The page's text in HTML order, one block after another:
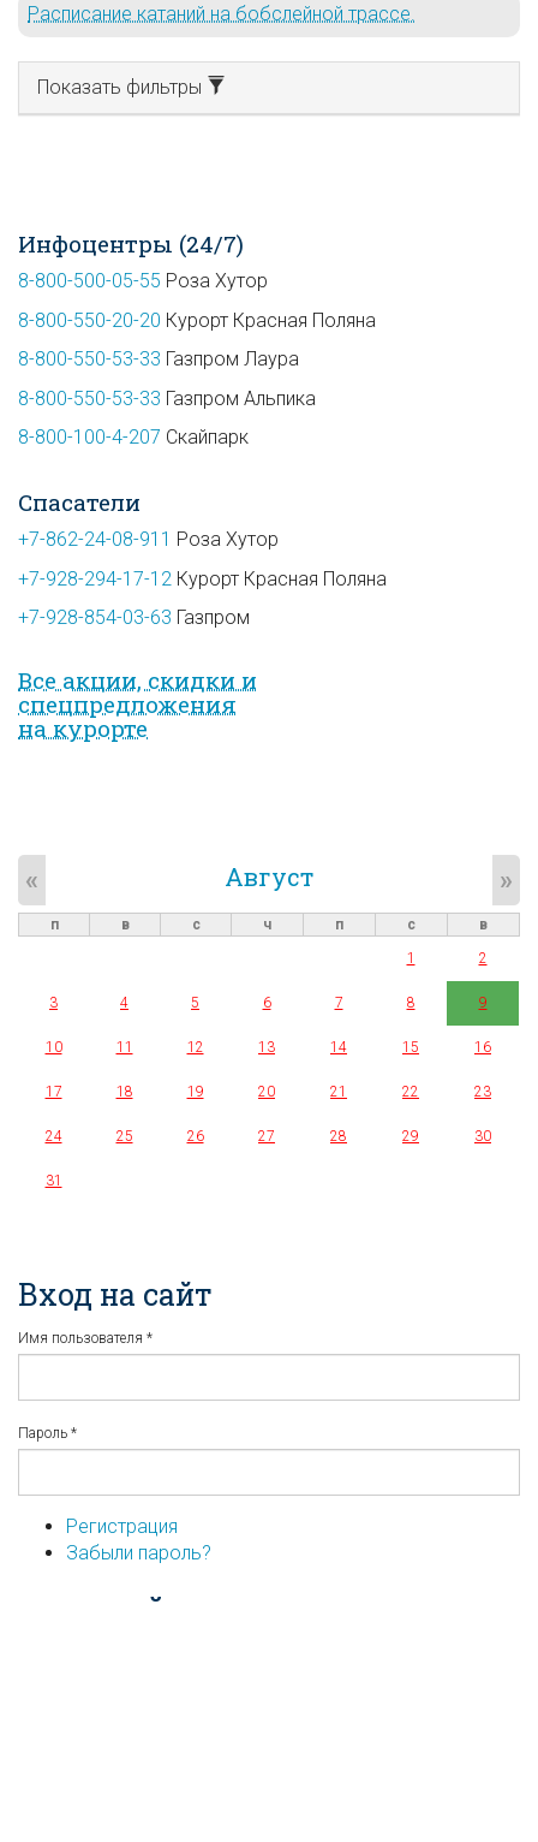
Расписание катаний на бобслейной трассе.
Показать фильтры
Инфоцентры (24/7)
8-800-500-05-55 Роза Хутор
8-800-550-20-20 Курорт Красная Поляна
8-800-550-53-33 Газпром Лаура
8-800-550-53-33 Газпром Альпика
8-800-100-4-207 Скайпарк
Спасатели
+7-862-24-08-911 Роза Хутор
+7-928-294-17-12 Курорт Красная Поляна
+7-928-854-03-63 Газпром
Все акции, скидки и
спец­предложе­ния
на курорте
Август
« »
п в с ч п с
в
1
2
3 4 5 6 7 8 9
10 11 12 13 14 15 16
17 18 19 20 21 22 23
24 25 26 27 28 29 30
31
Вход на сайт
Имя пользователя *
Пароль *
Регистрация
Забыли пароль?
...или войдите используя